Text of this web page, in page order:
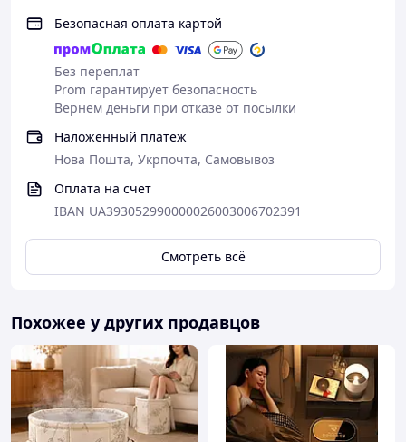
Безопасная оплата картой
Без переплат
Prom гарантирует безопасность
Вернем деньги при отказе от посылки
Наложенный платеж
Нова Пошта, Укрпочта, Самовывоз
Оплата на счет
IBAN UA393052990000026003006702391
Смотреть всё
Похожее у других продавцов